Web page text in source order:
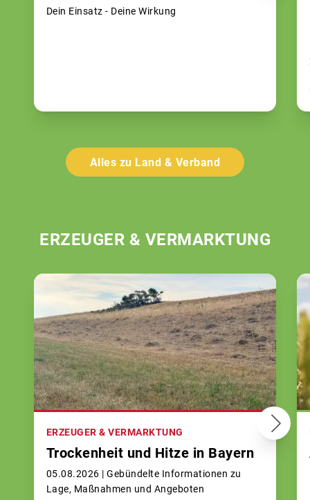
Dein Einsatz - Deine Wirkung
Alles zu Land & Verband
ERZEUGER & VERMARKTUNG
ERZEUGER & VERMARKTUNG
Trockenheit und Hitze in Bayern
05.08.2026 | Gebündelte Informationen zu
Lage, Maßnahmen und Angeboten